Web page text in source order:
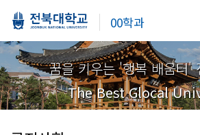
00학과
꿈을 키우는 '행복 배움터'
The Best Glocal